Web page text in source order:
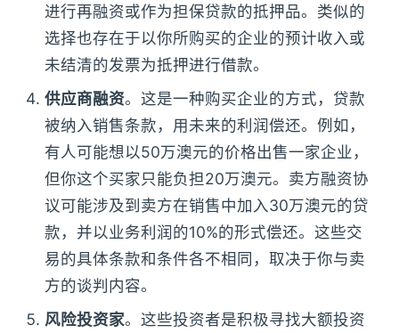
进行再融资或作为担保贷款的抵押品。类似的
选择也存在于以你所购买的企业的预计收入或
未结清的发票为抵押进行借款。
供应商融资。这是一种购买企业的方式，贷款
被纳入销售条款，用未来的利润偿还。例如，
有人可能想以50万澳元的价格出售一家企业，
但你这个买家只能负担20万澳元。卖方融资协
议可能涉及到卖方在销售中加入30万澳元的贷
款，并以业务利润的10%的形式偿还。这些交
易的具体条款和条件各不相同，取决于你与卖
方的谈判内容。
风险投资家。这些投资者是积极寻找大额投资